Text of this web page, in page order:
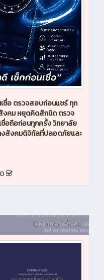
ชื่อ ตรวจสอบก่อนแชร์ ทุก
คม หยุดคิดสักนิด ตรวจ
อถือก่อนทุกครั้ง วิทยาลัย
งสังคมดิจิทัลที่ปลอดภัยและ
0
2 สัปดาห์ ที่ผ่านมา